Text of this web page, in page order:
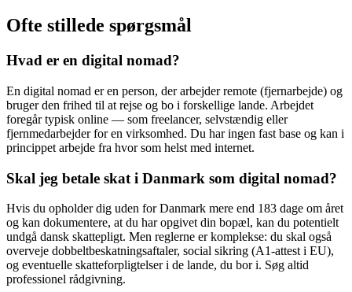
Ofte stillede spørgsmål
Hvad er en digital nomad?
En digital nomad er en person, der arbejder remote (fjernarbejde) og
bruger den frihed til at rejse og bo i forskellige lande. Arbejdet
foregår typisk online — som freelancer, selvstændig eller
fjernmedarbejder for en virksomhed. Du har ingen fast base og kan i
princippet arbejde fra hvor som helst med internet.
Skal jeg betale skat i Danmark som digital nomad?
Hvis du opholder dig uden for Danmark mere end 183 dage om året
og kan dokumentere, at du har opgivet din bopæl, kan du potentielt
undgå dansk skattepligt. Men reglerne er komplekse: du skal også
overveje dobbeltbeskatningsaftaler, social sikring (A1-attest i EU),
og eventuelle skatteforpligtelser i de lande, du bor i. Søg altid
professionel rådgivning.